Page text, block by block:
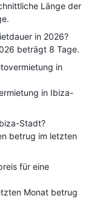
Länge der
in 2026?
beträgt 8 Tage.
in
in Ibiza-
Stadt?
betrug im letzten
für eine
Monat betrug